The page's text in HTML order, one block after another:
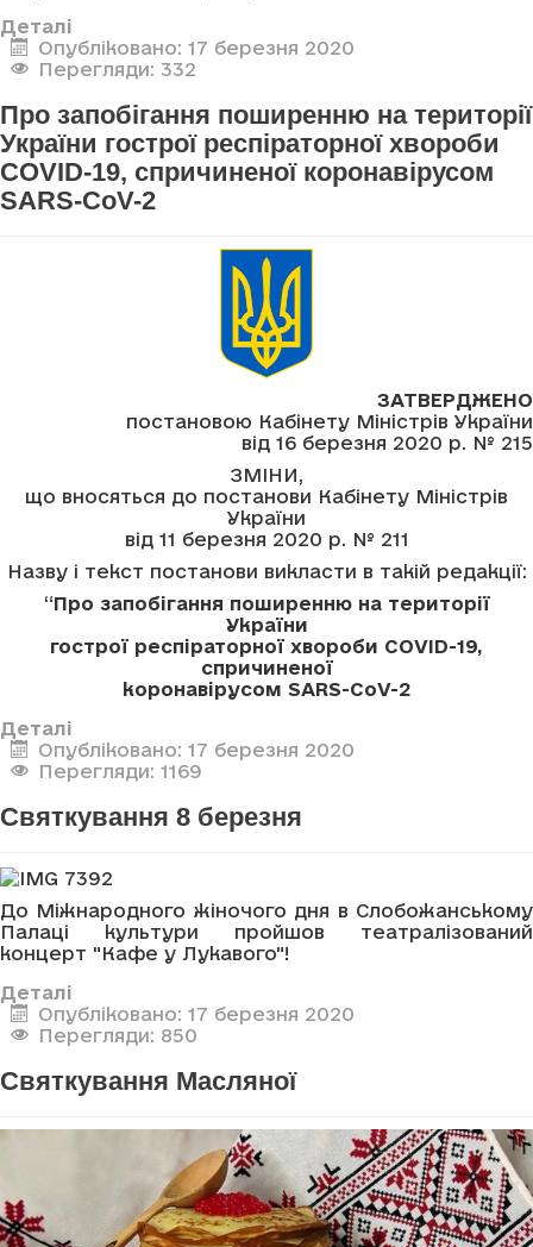
Деталі
Опубліковано: 17 березня 2020
Перегляди: 332
Про запобігання поширенню на території
України гострої респіраторної хвороби
COVID-19, спричиненої коронавірусом
SARS-CoV-2
ЗАТВЕРДЖЕНО
постановою Кабінету Міністрів України
від 16 березня 2020 р. № 215
ЗМІНИ,
що вносяться до постанови Кабінету Міністрів
України
від 11 березня 2020 р. № 211
Назву і текст постанови викласти в такій редакції:
“Про запобігання поширенню на території
України
гострої респіраторної хвороби COVID-19,
спричиненої
коронавірусом SARS-CoV-2
Деталі
Опубліковано: 17 березня 2020
Перегляди: 1169
Святкування 8 березня
До Міжнародного жіночого дня в Слобожанському
Палаці культури пройшов театралізований
концерт "Кафе у Лукавого"!
Деталі
Опубліковано: 17 березня 2020
Перегляди: 850
Святкування Масляної